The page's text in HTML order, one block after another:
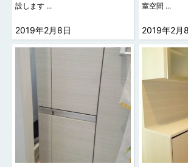
設します ...
2019年2月8日
室空間 ...
2019年2月